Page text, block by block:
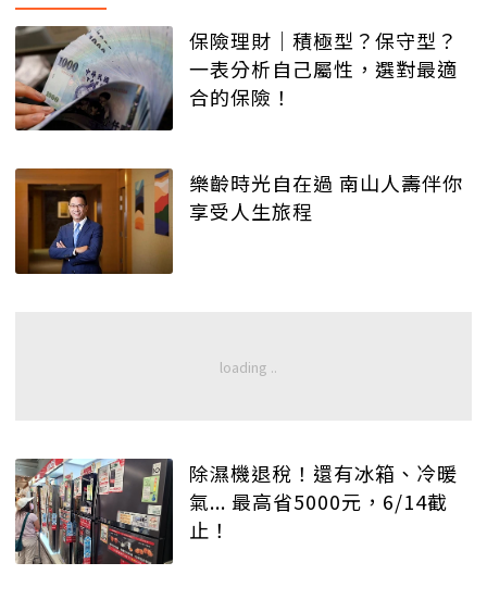
保險理財│積極型？保守型？
一表分析自己屬性，選對最適
合的保險！
樂齡時光自在過 南山人壽伴你
享受人生旅程
除濕機退稅！還有冰箱、冷暖
氣... 最高省5000元，6/14截
止！